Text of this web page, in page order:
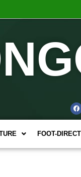
FOOT-DIRECT